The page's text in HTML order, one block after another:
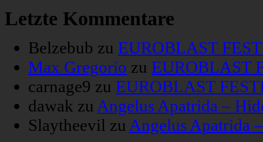
Letzte Kommentare
Belzebub zu EUROBLAST
Max Gregorio zu EUROBLAST
carnage9 zu EUROBLAST
dawak zu Angelus Apatrida –
Slaytheevil zu Angelus Apatrida